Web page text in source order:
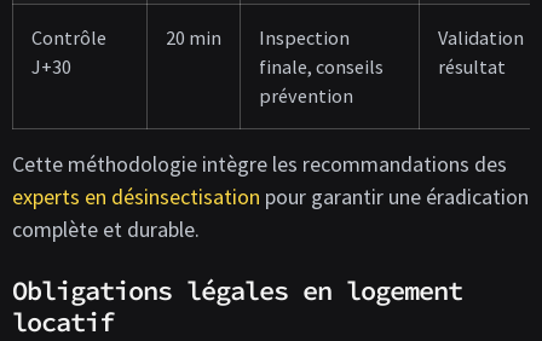
Contrôle
J+30
20 min
Inspection
finale, conseils
prévention
Validation
résultat
Cette méthodologie intègre les recommandations des
experts en désinsectisation pour garantir une éradication
complète et durable.
Obligations légales en logement
locatif